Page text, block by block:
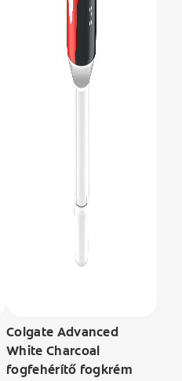
Colgate Advanced
White Charcoal
fogfehérítő fogkrém